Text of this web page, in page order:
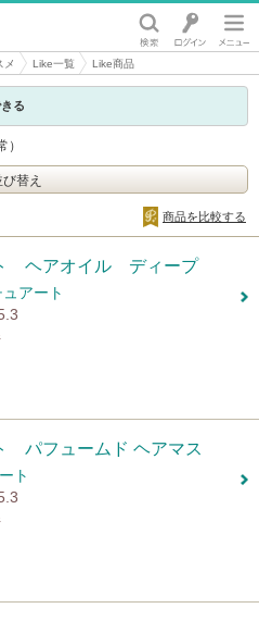
メ Like一覧 Like商品
る
び替え
商品を比較する
ヘアオイル ディープ
アート
パフュームド ヘアマス
ト